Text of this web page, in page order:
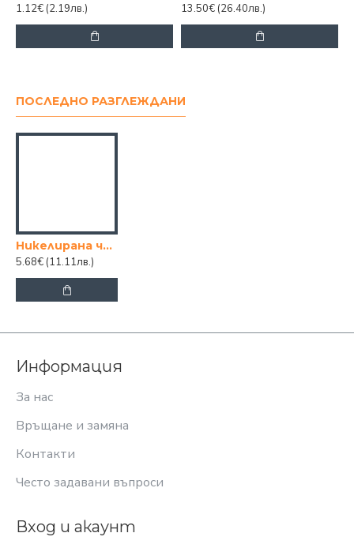
1.12€ (2.19лв.)
13.50€ (26.40лв.)
ПОСЛЕДНО РАЗГЛЕЖДАНИ
Никелирана четка за тоалетна (WC)
5.68€ (11.11лв.)
Информация
За нас
Връщане и замяна
Контакти
Често задавани въпроси
Вход и акаунт